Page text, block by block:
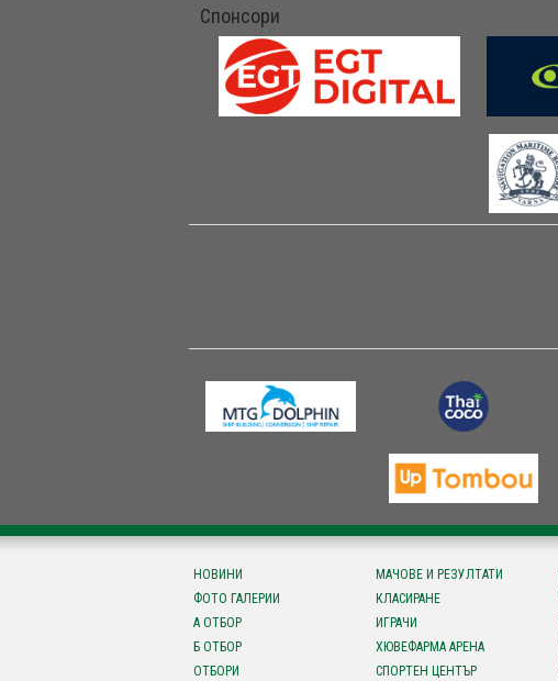
Спонсори
НОВИНИ
ФОТО ГАЛЕРИИ
А ОТБОР
Б ОТБОР
ОТБОРИ
МАЧОВЕ И РЕЗУЛТАТИ
КЛАСИРАНЕ
ИГРАЧИ
ХЮВЕФАРМА АРЕНА
СПОРТЕН ЦЕНТЪР